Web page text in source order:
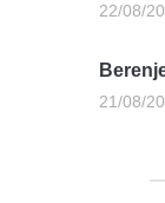
22/08/
21/08/